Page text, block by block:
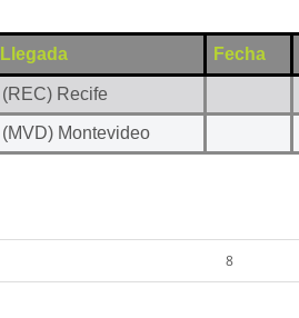
Llegada Fecha
(REC) Recife
(MVD) Montevideo
8